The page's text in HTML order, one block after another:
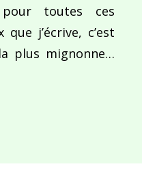
toutes ces
j’écrive, c’est
plus mignonne…